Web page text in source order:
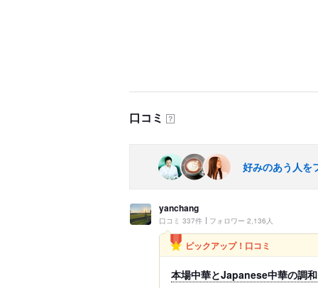
口コミ ？
好みのあう人を
yanchang
口コミ 337件 フォロワー 2,136人
ピックアップ！口コミ
本場中華とJapanese中華の調